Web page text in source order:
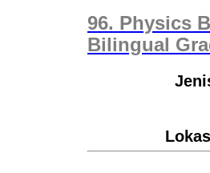
96. Physics
Bilingual